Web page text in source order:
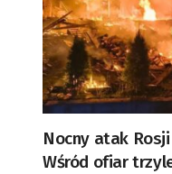
Nocny atak
Wśród ofiar